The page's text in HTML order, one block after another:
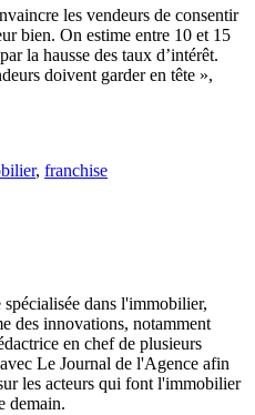
les vendeurs de consentir
bien. On estime entre 10 et 15
la hausse des taux d’intérêt.
doivent garder en tête »,
, franchise
dans l'immobilier,
des innovations, notamment
en chef de plusieurs
Le Journal de l'Agence afin
les acteurs qui font l'immobilier
demain.